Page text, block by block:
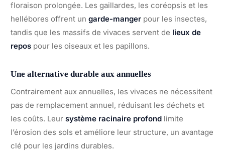
floraison prolongée. Les gaillardes, les coréopsis et les
hellébores offrent un garde-manger pour les insectes,
tandis que les massifs de vivaces servent de lieux de
repos pour les oiseaux et les papillons.
Une alternative durable aux annuelles
Contrairement aux annuelles, les vivaces ne nécessitent
pas de remplacement annuel, réduisant les déchets et
les coûts. Leur système racinaire profond limite
l’érosion des sols et améliore leur structure, un avantage
clé pour les jardins durables.